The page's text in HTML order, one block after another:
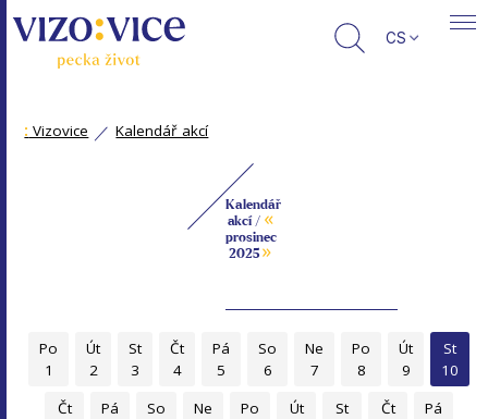
CS
: Vizovice Kalendář akcí
Kalendář
akcí / «
prosinec
2025»
Po
1
Út
2
St
3
Čt
4
Pá
5
So
6
Ne
7
Po
8
Út
9
St
10
Čt
Pá
So
Ne
Po
Út
St
Čt
Pá